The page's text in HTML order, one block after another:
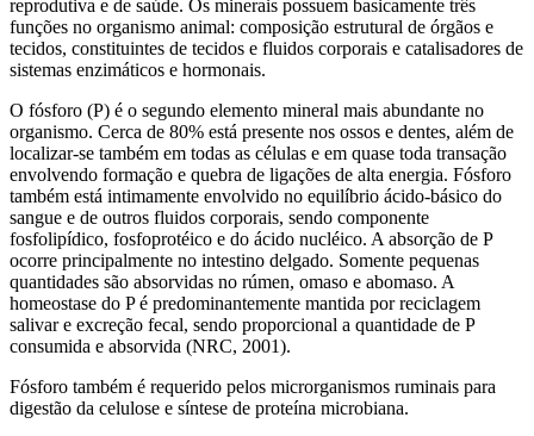
reprodutiva e de saúde. Os minerais possuem basicamente três
funções no organismo animal: composição estrutural de órgãos e
tecidos, constituintes de tecidos e fluidos corporais e catalisadores de
sistemas enzimáticos e hormonais.
O fósforo (P) é o segundo elemento mineral mais abundante no
organismo. Cerca de 80% está presente nos ossos e dentes, além de
localizar-se também em todas as células e em quase toda transação
envolvendo formação e quebra de ligações de alta energia. Fósforo
também está intimamente envolvido no equilíbrio ácido-básico do
sangue e de outros fluidos corporais, sendo componente
fosfolipídico, fosfoprotéico e do ácido nucléico. A absorção de P
ocorre principalmente no intestino delgado. Somente pequenas
quantidades são absorvidas no rúmen, omaso e abomaso. A
homeostase do P é predominantemente mantida por reciclagem
salivar e excreção fecal, sendo proporcional a quantidade de P
consumida e absorvida (NRC, 2001).
Fósforo também é requerido pelos microrganismos ruminais para
digestão da celulose e síntese de proteína microbiana.